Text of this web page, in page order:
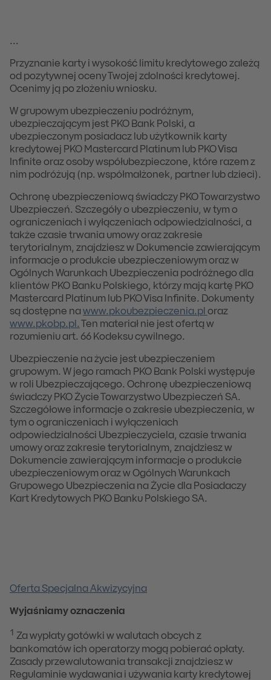
...
Przyznanie karty i wysokość limitu kredytowego zależą
od pozytywnej oceny Twojej zdolności kredytowej.
Ocenimy ją po złożeniu wniosku.
W grupowym ubezpieczeniu podróżnym,
ubezpieczającym jest PKO Bank Polski, a
ubezpieczonym posiadacz lub użytkownik karty
kredytowej PKO Mastercard Platinum lub PKO Visa
Infinite oraz osoby współubezpieczone, które razem z
nim podróżują (np. współmałżonek, partner lub dzieci).
Ochronę ubezpieczeniową świadczy PKO Towarzystwo
Ubezpieczeń. Szczegóły o ubezpieczeniu, w tym o
ograniczeniach i wyłączeniach odpowiedzialności, a
także czasie trwania umowy oraz zakresie
terytorialnym, znajdziesz w Dokumencie zawierającym
informacje o produkcie ubezpieczeniowym oraz w
Ogólnych Warunkach Ubezpieczenia podróżnego dla
klientów PKO Banku Polskiego, którzy mają kartę PKO
Mastercard Platinum lub PKO Visa Infinite. Dokumenty
są dostępne na www.pkoubezpieczenia.pl oraz
www.pkobp.pl.
Ten materiał nie jest ofertą w
rozumieniu art. 66 Kodeksu cywilnego.
Ubezpieczenie na życie jest ubezpieczeniem
grupowym. W jego ramach PKO Bank Polski występuje
w roli Ubezpieczającego. Ochronę ubezpieczeniową
świadczy PKO Życie Towarzystwo Ubezpieczeń SA.
Szczegółowe informacje o zakresie ubezpieczenia, w
tym o ograniczeniach i wyłączeniach
odpowiedzialności Ubezpieczyciela, czasie trwania
umowy oraz zakresie terytorialnym, znajdziesz w
Dokumencie zawierającym informacje o produkcie
ubezpieczeniowym oraz w Ogólnych Warunkach
Grupowego Ubezpieczenia na Życie dla Posiadaczy
Kart Kredytowych PKO Banku Polskiego SA.
Oferta Specjalna Akwizycyjna
Wyjaśniamy oznaczenia
1 Za wypłaty gotówki w walutach obcych z
bankomatów ich operatorzy mogą pobierać opłaty.
Zasady przewalutowania transakcji znajdziesz w
Regulaminie wydawania i używania karty kredytowej